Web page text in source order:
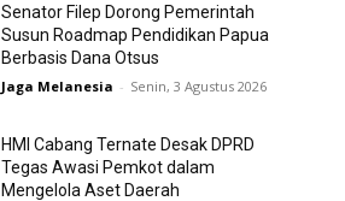
Senator Filep Dorong Pemerintah
Susun Roadmap Pendidikan Papua
Berbasis Dana Otsus
Jaga Melanesia - Senin, 3 Agustus 2026
HMI Cabang Ternate Desak DPRD
Tegas Awasi Pemkot dalam
Mengelola Aset Daerah